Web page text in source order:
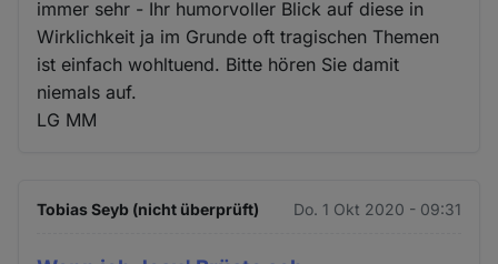
immer sehr - Ihr humorvoller Blick auf diese in
Wirklichkeit ja im Grunde oft tragischen Themen
ist einfach wohltuend. Bitte hören Sie damit
niemals auf.
LG MM
Tobias Seyb (nicht überprüft) Do. 1 Okt 2020 - 09:31